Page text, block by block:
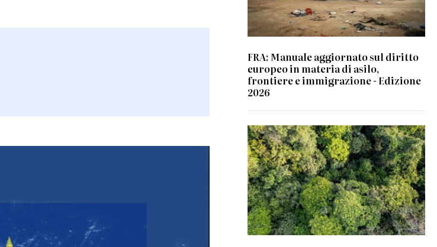
FRA: Manuale aggiornato sul diritto
europeo in materia di asilo,
frontiere e immigrazione - Edizione
2026